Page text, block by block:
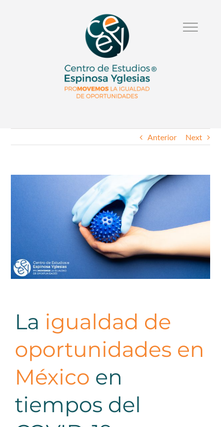
Anterior Next
La igualdad de
oportunidades en
México en
tiempos del